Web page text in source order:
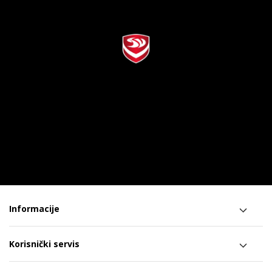
Informacije
Korisnički servis